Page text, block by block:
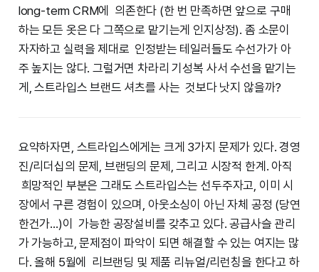
long-term CRM에 의존한다 (한 번 만족하면 앞으로 구매
하는 모든 옷은 다 그쪽으로 맡기는게 인지상정). 좀 소문이
자자하고 실력을 제대로 인정받는 테일러들도 수선가가 아
주 높지는 않다. 그럴거면 차라리 기성복 사서 수선을 맡기는
게, 스트라입스 브랜드 셔츠를 사는 것보다 낫지 않을까?
요약하자면, 스트라입스에게는 크게 3가지 문제가 있다. 경영
진/리더십의 문제, 브랜딩의 문제, 그리고 시장적 한계. 아직
희망적인 부분은 그래도 스트라입스는 선두주자고, 이미 시
장에서 구른 경험이 있으며, 아웃소싱이 아닌 자체 공정 (당연
한건가…)이 가능한 공장설비를 갖추고 있다. 공급사슬 관리
가 가능하고, 문제점이 파악이 되면 해결할 수 있는 여지는 많
다. 올해 5월에 리브랜딩 및 제품 리뉴얼/리런칭을 한다고 하